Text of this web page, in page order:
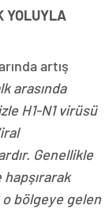
YOLUYLA
artış
arasında
H1-N1 virüsü
Genellikle
o bölgeye gelen